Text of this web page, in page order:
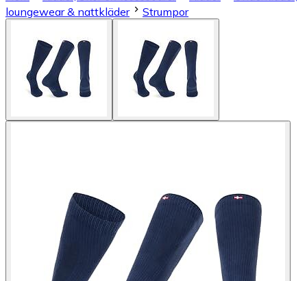
loungewear & nattkläder
Strumpor